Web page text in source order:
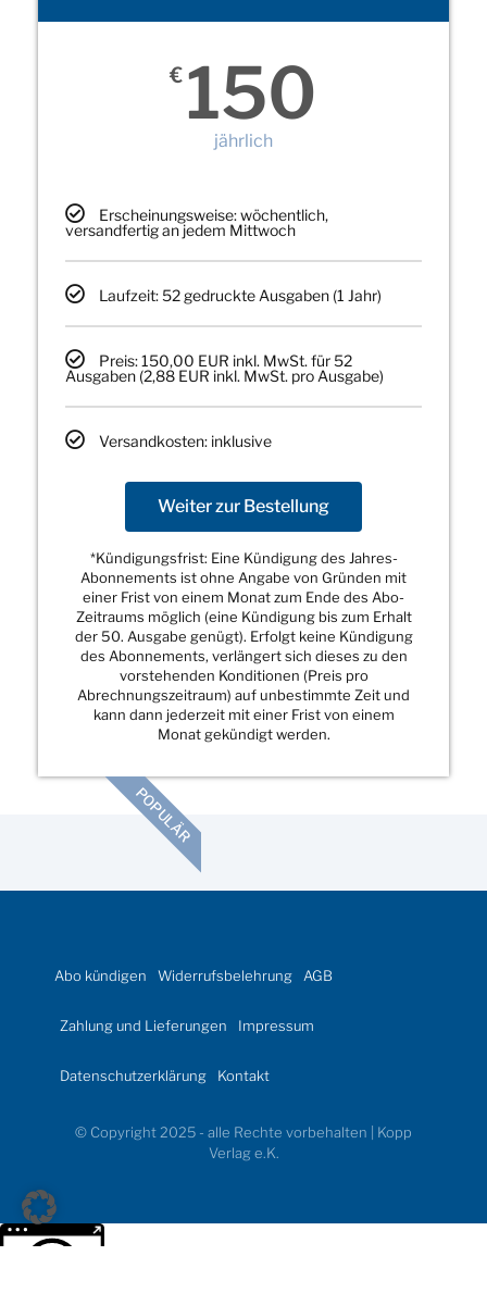
€ 150
jährlich
Erscheinungsweise: wöchentlich,
versandfertig an jedem Mittwoch
Laufzeit: 52 gedruckte Ausgaben (1 Jahr)
Preis: 150,00 EUR inkl. MwSt. für 52
Ausgaben (2,88 EUR inkl. MwSt. pro Ausgabe)
Versandkosten: inklusive
Weiter zur Bestellung
*Kündigungsfrist: Eine Kündigung des Jahres-
Abonnements ist ohne Angabe von Gründen mit
einer Frist von einem Monat zum Ende des Abo-
Zeitraums möglich (eine Kündigung bis zum Erhalt
der 50. Ausgabe genügt). Erfolgt keine Kündigung
des Abonnements, verlängert sich dieses zu den
vorstehenden Konditionen (Preis pro
Abrechnungszeitraum) auf unbestimmte Zeit und
kann dann jederzeit mit einer Frist von einem
Monat gekündigt werden.
POPULÄR
Abo kündigen Widerrufsbelehrung AGB
Zahlung und Lieferungen Impressum
Datenschutzerklärung Kontakt
© Copyright 2025 - alle Rechte vorbehalten | Kopp
Verlag e.K.
Weitere Informationen über den gesperrten Inhalt.